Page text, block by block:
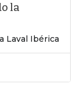
la
Laval Ibérica